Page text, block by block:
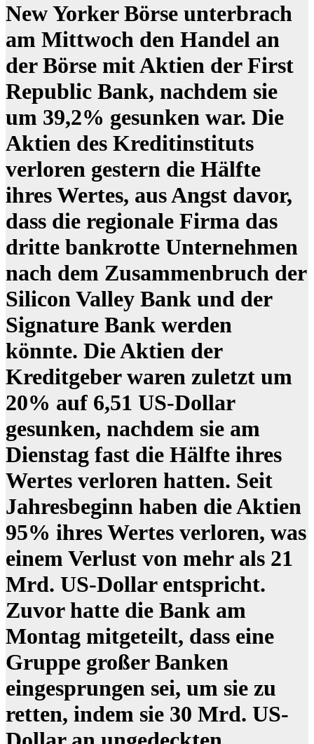
New Yorker Börse unterbrach
am Mittwoch den Handel an
der Börse mit Aktien der First
Republic Bank, nachdem sie
um 39,2% gesunken war. Die
Aktien des Kreditinstituts
verloren gestern die Hälfte
ihres Wertes, aus Angst davor,
dass die regionale Firma das
dritte bankrotte Unternehmen
nach dem Zusammenbruch der
Silicon Valley Bank und der
Signature Bank werden
könnte. Die Aktien der
Kreditgeber waren zuletzt um
20% auf 6,51 US-Dollar
gesunken, nachdem sie am
Dienstag fast die Hälfte ihres
Wertes verloren hatten. Seit
Jahresbeginn haben die Aktien
95% ihres Wertes verloren, was
einem Verlust von mehr als 21
Mrd. US-Dollar entspricht.
Zuvor hatte die Bank am
Montag mitgeteilt, dass eine
Gruppe großer Banken
eingesprungen sei, um sie zu
retten, indem sie 30 Mrd. US-